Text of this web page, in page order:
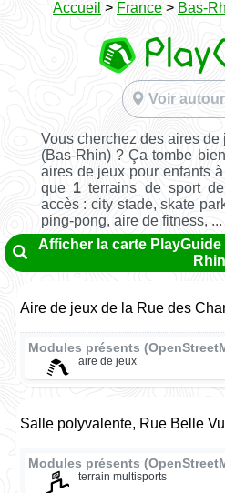
Accueil > France > Bas-
Voir
Vous cherchez des aires
(Bas-Rhin) ? Ça tombe
aires de jeux pour enfants
que 1 terrains de sport
accès : city stade, skate
ping-pong, aire de fitness, ...
Afficher la carte
Aire de jeux de la Rue des
Modules présents
aire de jeux
Salle polyvalente, Rue Belle
Modules présents
terrain multisports